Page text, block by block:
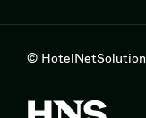
©